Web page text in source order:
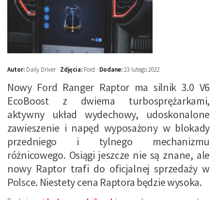
Autor: Daily Driver · Zdjęcia: Ford · Dodane:23 lutego 2022
Nowy Ford Ranger Raptor ma silnik 3.0 V6
EcoBoost z dwiema turbosprężarkami,
aktywny układ wydechowy, udoskonalone
zawieszenie i napęd wyposażony w blokady
przedniego i tylnego mechanizmu
różnicowego. Osiągi jeszcze nie są znane, ale
nowy Raptor trafi do oficjalnej sprzedaży w
Polsce. Niestety cena Raptora będzie wysoka.